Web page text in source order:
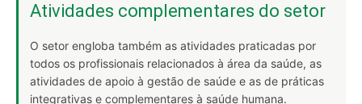
Atividades complementares do setor
O setor engloba também as atividades praticadas por
todos os profissionais relacionados à área da saúde, as
atividades de apoio à gestão de saúde e as de práticas
integrativas e complementares à saúde humana.